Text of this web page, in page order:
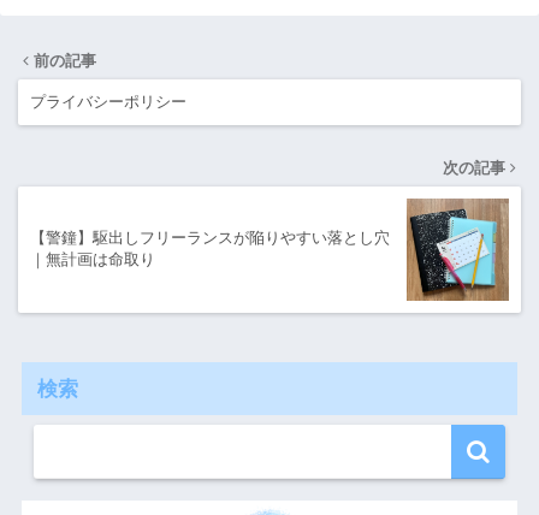
前の記事
プライバシーポリシー
次の記事
【警鐘】駆出しフリーランスが陥りやすい落とし穴
｜無計画は命取り
検索